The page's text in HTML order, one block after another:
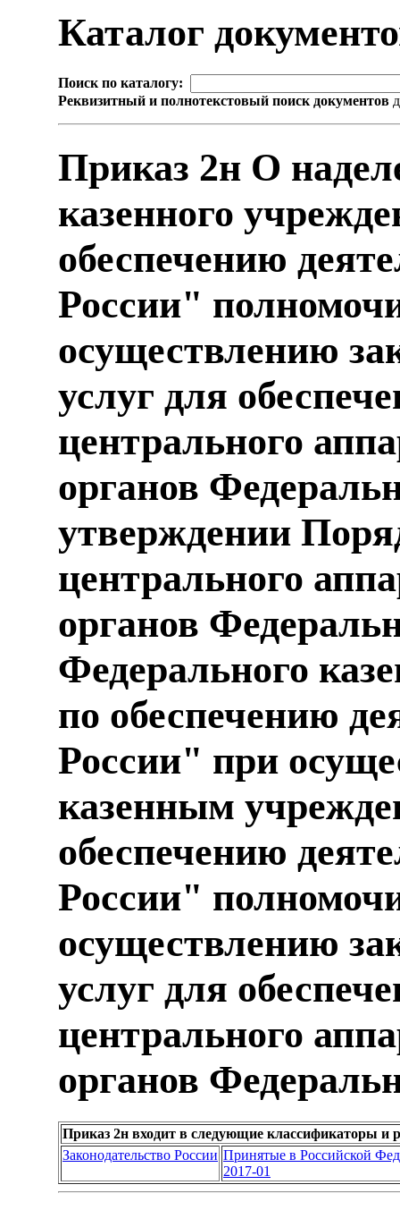
Каталог
Поиск по каталогу:
Реквизитный и полнотекстовый поиск документов
Приказ 2н О
казенного
обеспечению
России"
осуществлению
услуг для
центрального
органов
утверждении
центрального
органов
Федерального
по обеспечению
России" при
казенным
обеспечению
России"
осуществлению
услуг для
центрального
органов
Приказ 2н входит в следующие классификаторы и
Законодательство России Принятые в Российской
2017-01